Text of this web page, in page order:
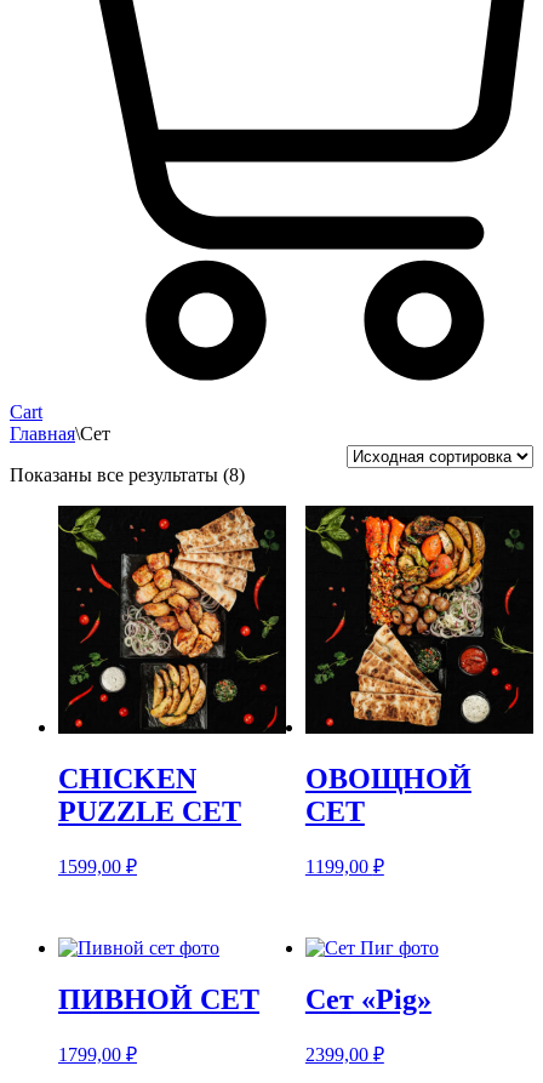
Cart
Главная\Сет
Показаны все результаты (8)
CHICKEN
PUZZLE СЕТ
1599,00 ₽
ОВОЩНОЙ
СЕТ
1199,00 ₽
ПИВНОЙ СЕТ
1799,00 ₽
Сет «Pig»
2399,00 ₽